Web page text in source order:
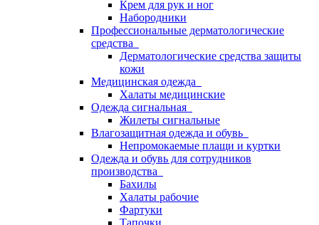
Крем для рук и ног
Набородники
Профессиональные дерматологические
средства
Дерматологические средства защиты
кожи
Медицинская одежда
Халаты медицинские
Одежда сигнальная
Жилеты сигнальные
Влагозащитная одежда и обувь
Непромокаемые плащи и куртки
Одежда и обувь для сотрудников
производства
Бахилы
Халаты рабочие
Фартуки
Тапочки